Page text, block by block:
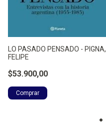
LO PASADO PENSADO - PIGNA,
FELIPE
$53.900,00